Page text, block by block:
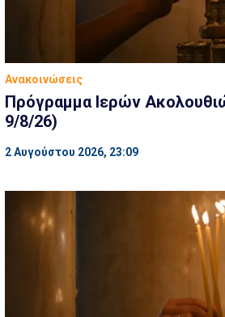
Ανακοινώσεις
Πρόγραμμα Ιερών
9/8/26)
2 Αυγούστου 2026, 23:09